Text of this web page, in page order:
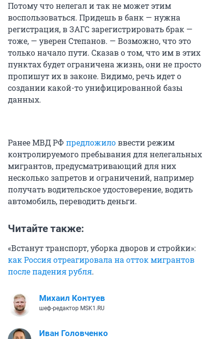
Потому что нелегал и так не может этим
воспользоваться. Придешь в банк — нужна
регистрация, в ЗАГС зарегистрировать брак —
тоже, — уверен Степанов. — Возможно, что это
только начало пути. Сказав о том, что им в этих
пунктах будет ограничена жизнь, они не просто
пропишут их в законе. Видимо, речь идет о
создании какой-то унифицированной базы
данных.
Ранее МВД РФ предложиловвести режим
контролируемого пребывания для нелегальных
мигрантов, предусматривающий для них
несколько запретов и ограничений, например
получать водительское удостоверение, водить
автомобиль, переводить деньги.
Читайте также:
«Встанут транспорт, уборка дворов и стройки»:
как Россия отреагировала на отток мигрантов
после падения рубля.
Михаил Контуев
шеф-редактор MSK1.RU
Иван Головченко